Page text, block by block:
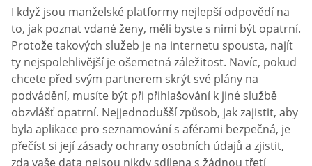
I když jsou manželské platformy nejlepší odpovědí na
to, jak poznat vdané ženy, měli byste s nimi být opatrní.
Protože takových služeb je na internetu spousta, najít
ty nejspolehlivější je ošemetná záležitost. Navíc, pokud
chcete před svým partnerem skrýt své plány na
podvádění, musíte být při přihlašování k jiné službě
obzvlášť opatrní. Nejjednodušší způsob, jak zajistit, aby
byla aplikace pro seznamování s aférami bezpečná, je
přečíst si její zásady ochrany osobních údajů a zjistit,
zda vaše data nejsou nikdy sdílena s žádnou třetí